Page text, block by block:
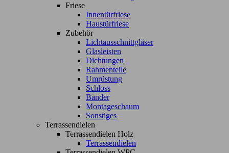
Friese
Innentürfriese
Haustürfriese
Zubehör
Lichtausschnittgläser
Glasleisten
Dichtungen
Rahmenteile
Umrüstung
Schloss
Bänder
Montageschaum
Sonstiges
Terrassendielen
Terrassendielen Holz
Terrassendielen